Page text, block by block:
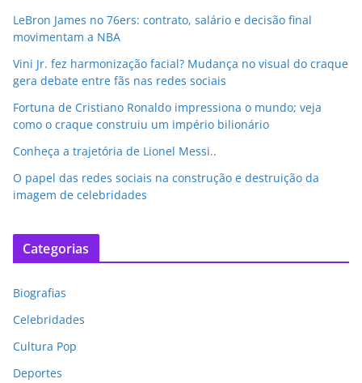
LeBron James no 76ers: contrato, salário e decisão final
movimentam a NBA
Vini Jr. fez harmonização facial? Mudança no visual do craque
gera debate entre fãs nas redes sociais
Fortuna de Cristiano Ronaldo impressiona o mundo; veja
como o craque construiu um império bilionário
Conheça a trajetória de Lionel Messi..
O papel das redes sociais na construção e destruição da
imagem de celebridades
Categorias
Biografias
Celebridades
Cultura Pop
Deportes